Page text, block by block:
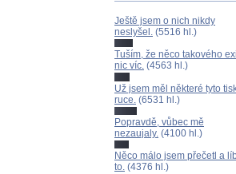
Ještě jsem o nich nikdy
neslyšel. (5516 hl.)
Tuším, že něco takového
nic víc. (4563 hl.)
Už jsem měl některé tyto
ruce. (6531 hl.)
Popravdě, vůbec mě
nezaujaly. (4100 hl.)
Něco málo jsem přečetl a
to. (4376 hl.)